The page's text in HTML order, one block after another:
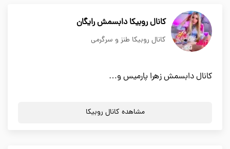
کانال روبیکا دابسمش رایگان
کانال روبیکا طنز و سرگرمی
کانال دابسمش زهرا پارمیس و…
مشاهده کانال روبیکا